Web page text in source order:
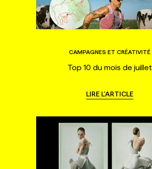
CAMPAGNES ET CRÉATIVITÉ
Top 10 du mois de juillet
LIRE L'ARTICLE